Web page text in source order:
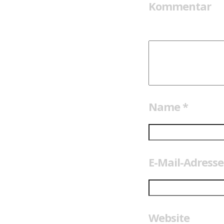
Kommentar
Name *
E-Mail-
Website